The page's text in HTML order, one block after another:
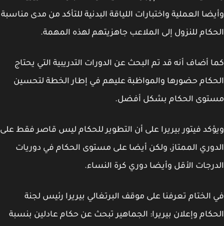
العملية واختبارات اللياقة البدنية للتأكد من مدى مناسبة
للنزول إلى الملاعب جاهزيتهم لهذه المهمة.
أضاف أنه قد تم البحث عن الدورات التدريبية التي يحتاج
حضورها والمواظبة عليهم في إطار الخطة لتحسين
الحكام بشكل أفضل.
فيتور بيريرا على أن التطوير للحكام ليس قاصر فقط على
الممتاز، ولكن أيضا على مستوى الحكام في دوريات
الأقل وأيضا دوري كرة النساء.
تعرفنا على موقف البرتغالي بيريرا رئيس لجنة
وإعلان بيريرا: الجماهير تبحث عن حكام عادلين بنسبة